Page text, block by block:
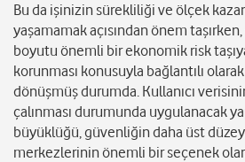
Bu da işinizin sürekliliği ve ölçek
yaşamamak açısından önem
boyutu önemli bir ekonomik risk
korunması konusuyla bağlantılı
dönüşmüş durumda. Kullanıcı
çalınması durumunda uygulanacak
büyüklüğü, güvenliğin daha üst
merkezlerinin önemli bir seçenek